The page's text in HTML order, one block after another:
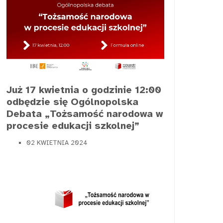
Już 17 kwietnia o godzinie 12:00
odbędzie się Ogólnopolska
Debata „Tożsamość narodowa w
procesie edukacji szkolnej”
02 KWIETNIA 2024